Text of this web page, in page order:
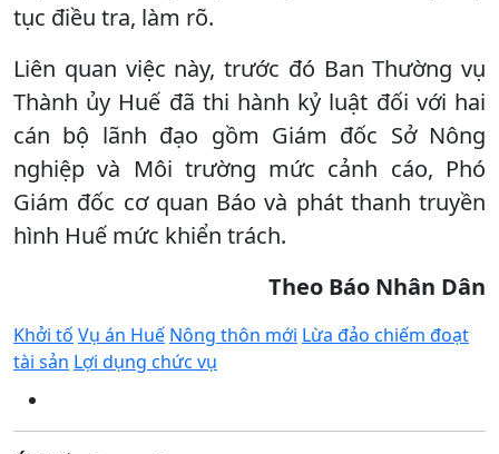
tục điều tra, làm rõ.
Liên quan việc này, trước đó Ban Thường vụ
Thành ủy Huế đã thi hành kỷ luật đối với hai
cán bộ lãnh đạo gồm Giám đốc Sở Nông
nghiệp và Môi trường mức cảnh cáo, Phó
Giám đốc cơ quan Báo và phát thanh truyền
hình Huế mức khiển trách.
Theo Báo Nhân Dân
Khởi tố Vụ án Huế Nông thôn mới Lừa đảo chiếm đoạt
tài sản Lợi dụng chức vụ